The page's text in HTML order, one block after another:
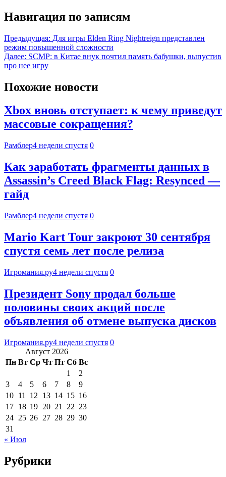
Навигация по записям
Предыдущая: Для игры Elden Ring Nightreign представлен
режим повышенной сложности
Далее: SCMP: в Китае внук почтил память бабушки, выпустив
про нее игру
Похожие новости
Xbox вновь отступает: к чему приведут
массовые сокращения?
Рамблер4 недели спустя 0
Как заработать фрагменты данных в
Assassin’s Creed Black Flag: Resynced —
гайд
Рамблер4 недели спустя 0
Mario Kart Tour закроют 30 сентября
спустя семь лет после релиза
Игромания.ру4 недели спустя 0
Президент Sony продал больше
половины своих акций после
объявления об отмене выпуска дисков
Игромания.ру4 недели спустя 0
Август 2026
Пн Вт Ср Чт Пт Сб Вс
1
2
3
4 5 6 7 8
9
10 11 12 13 14 15 16
17 18 19 20 21 22 23
24 25 26 27 28 29 30
31
« Июл
Рубрики